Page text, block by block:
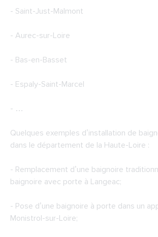
- Saint-Just-Malmont
- Aurec-sur-Loire
- Bas-en-Basset
- Espaly-Saint-Marcel
- …
Quelques exemples d’installation de
dans le département de la Haute-Loire :
- Remplacement d’une baignoire
baignoire avec porte à Langeac;
- Pose d’une baignoire à porte dans un
Monistrol-sur-Loire;